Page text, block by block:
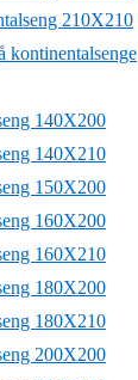
210X210
kontinentalsenge
140X200
140X210
150X200
160X200
160X210
180X200
180X210
200X200